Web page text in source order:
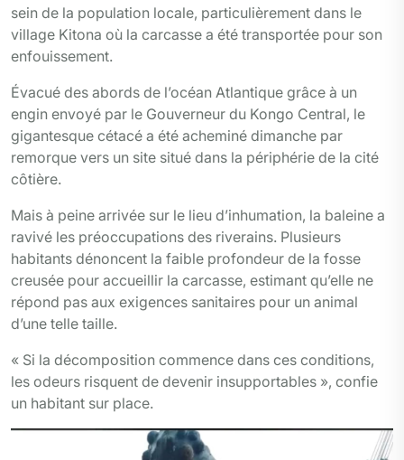
sein de la population locale, particulièrement dans le
village Kitona où la carcasse a été transportée pour son
enfouissement.
Évacué des abords de l’océan Atlantique grâce à un
engin envoyé par le Gouverneur du Kongo Central, le
gigantesque cétacé a été acheminé dimanche par
remorque vers un site situé dans la périphérie de la cité
côtière.
Mais à peine arrivée sur le lieu d’inhumation, la baleine a
ravivé les préoccupations des riverains. Plusieurs
habitants dénoncent la faible profondeur de la fosse
creusée pour accueillir la carcasse, estimant qu’elle ne
répond pas aux exigences sanitaires pour un animal
d’une telle taille.
« Si la décomposition commence dans ces conditions,
les odeurs risquent de devenir insupportables », confie
un habitant sur place.